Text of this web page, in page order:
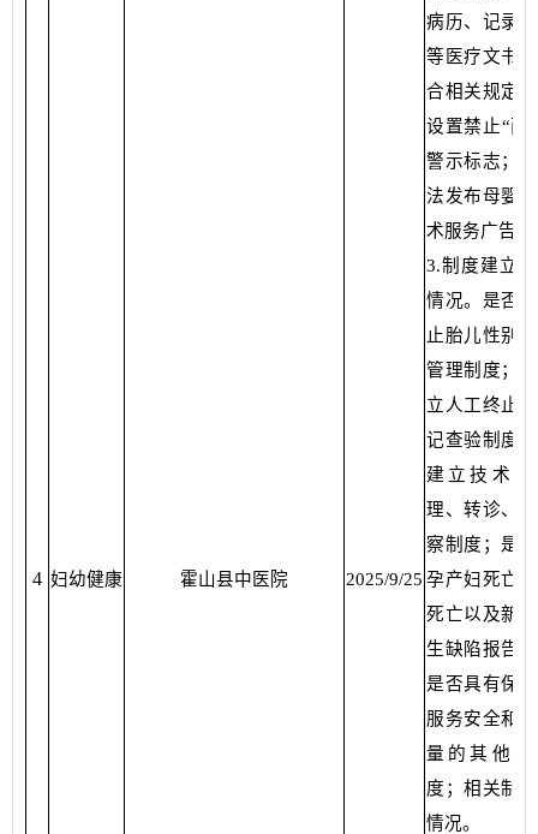
4 妇幼健康 霍山县中医院 2025/9/25
病历、记录
等医疗文书
合相关规定
设置禁止“两
警示标志；
法发布母婴
术服务广告。
3.制度建立
情况。是否
止胎儿性别
管理制度；
立人工终止
记查验制度
建立技术档
理、转诊、
察制度；是
孕产妇死亡
死亡以及新
生缺陷报告
是否具有保
服务安全和
量的其他管
度；相关制
情况。